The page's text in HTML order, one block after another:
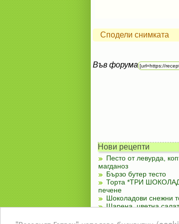
Сподели снимката
Във форума
Нови рецепти
Песто от левурда,
магданоз
Бързо бутер тесто
Торта *ТРИ
печене
Шоколадови снежни
Шарена, цветна
Лятно ястие със